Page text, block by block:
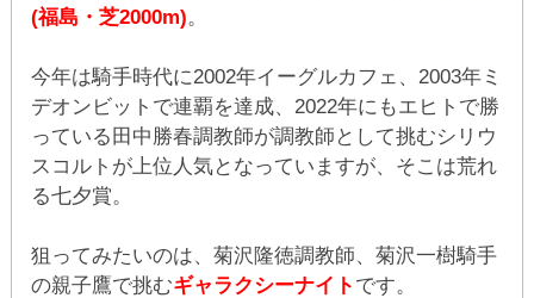
(福島・芝2000m)。
今年は騎手時代に2002年イーグルカフェ、2003年ミ
デオンビットで連覇を達成、2022年にもエヒトで勝
っている田中勝春調教師が調教師として挑むシリウ
スコルトが上位人気となっていますが、そこは荒れ
る七夕賞。
狙ってみたいのは、菊沢隆徳調教師、菊沢一樹騎手
の親子鷹で挑むギャラクシーナイト です。